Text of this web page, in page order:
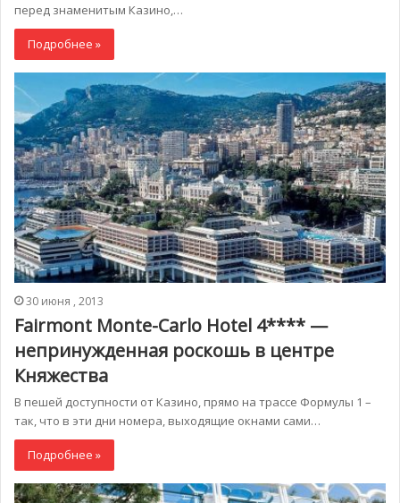
перед знаменитым Казино,…
Подробнее »
30 июня , 2013
Fairmont Monte-Carlo Hotel 4**** —
непринужденная роскошь в центре
Княжества
В пешей доступности от Казино, прямо на трассе Формулы 1 –
так, что в эти дни номера, выходящие окнами сами…
Подробнее »